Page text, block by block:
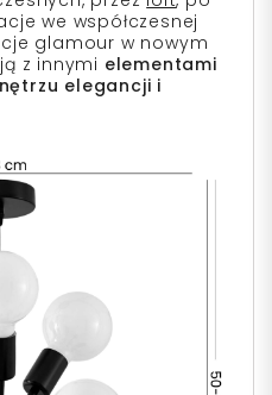
we współczesnej
glamour w nowym
z innymi elementami
elegancji i